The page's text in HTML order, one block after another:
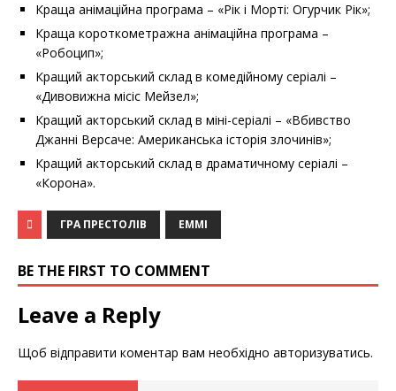
Краща анімаційна програма – «Рік і Морті: Огурчик Рік»;
Краща короткометражна анімаційна програма –
«Робоцип»;
Кращий акторський склад в комедійному серіалі –
«Дивовижна місіс Мейзел»;
Кращий акторський склад в міні-серіалі – «Вбивство
Джанні Версаче: Американська історія злочинів»;
Кращий акторський склад в драматичному серіалі –
«Корона».
ГРА ПРЕСТОЛІВ ЕММІ
BE THE FIRST TO COMMENT
Leave a Reply
Щоб відправити коментар вам необхідно авторизуватись.